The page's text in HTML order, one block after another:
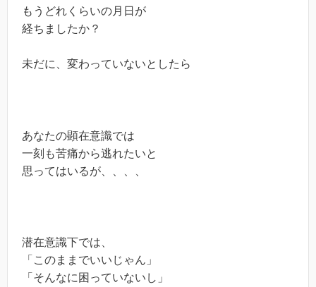
もうどれくらいの月日が
経ちましたか？
未だに、変わっていないとしたら
あなたの顕在意識では
一刻も苦痛から逃れたいと
思ってはいるが、、、、
潜在意識下では、
「このままでいいじゃん」
「そんなに困っていないし」